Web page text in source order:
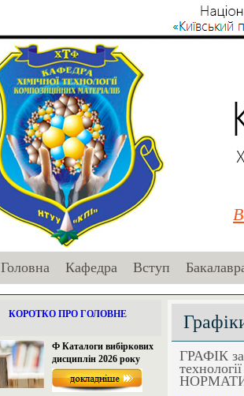
Головна Кафедра Вступ
КОРОТКО ПРО ГОЛОВНЕ
Ф Каталоги вибіркових
дисциплін 2026 року
ГРАФІК